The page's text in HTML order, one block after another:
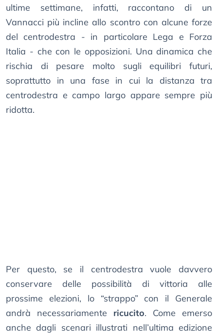
ultime settimane, infatti, raccontano di un
Vannacci più incline allo scontro con alcune forze
del centrodestra - in particolare Lega e Forza
Italia - che con le opposizioni. Una dinamica che
rischia di pesare molto sugli equilibri futuri,
soprattutto in una fase in cui la distanza tra
centrodestra e campo largo appare sempre più
ridotta.
Per questo, se il centrodestra vuole davvero
conservare delle possibilità di vittoria alle
prossime elezioni, lo “strappo” con il Generale
andrà necessariamente ricucito. Come emerso
anche dagli scenari illustrati nell’ultima edizione